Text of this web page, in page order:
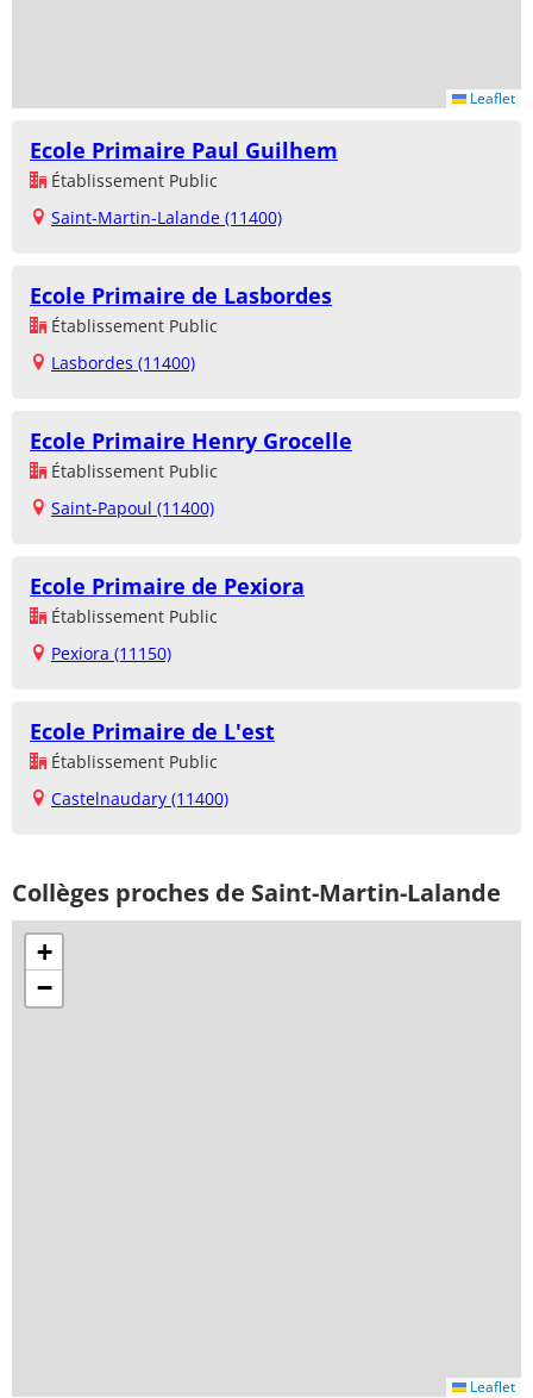
Leaflet
Ecole Primaire Paul Guilhem
Établissement Public
Saint-Martin-Lalande (11400)
Ecole Primaire de Lasbordes
Établissement Public
Lasbordes (11400)
Ecole Primaire Henry Grocelle
Établissement Public
Saint-Papoul (11400)
Ecole Primaire de Pexiora
Établissement Public
Pexiora (11150)
Ecole Primaire de L'est
Établissement Public
Castelnaudary (11400)
Collèges proches de Saint-Martin-Lalande
+
−
Leaflet